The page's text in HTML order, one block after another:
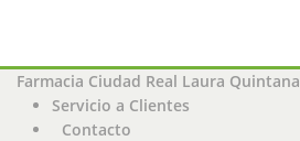
Farmacia Ciudad Real Laura Quintana
Servicio a Clientes
Contacto